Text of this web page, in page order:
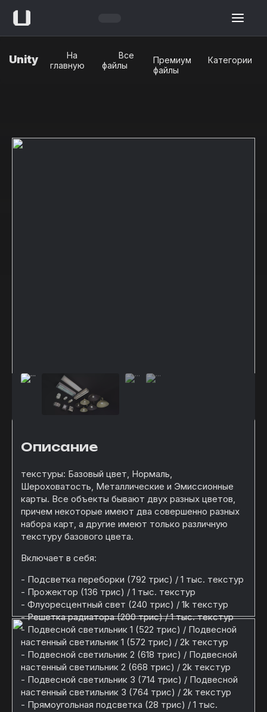
Unity
На
главную
Все
файлы
Премиум
файлы
Категории
Описание
текстуры: Базовый цвет, Нормаль,
Шероховатость, Металлические и Эмиссионные
карты. Все объекты бывают двух разных цветов,
причем некоторые имеют два совершенно разных
набора карт, а другие имеют только различную
текстуру базового цвета.
Включает в себя:
- Подсветка переборки (792 трис) / 1 тыс. текстур
- Прожектор (136 трис) / 1 тыс. текстур
- Флуоресцентный свет (240 трис) / 1k текстур
- Решетка радиатора (200 трис) / 1 тыс. текстур
- Подвесной светильник 1 (522 трис) / Подвесной
настенный светильник 1 (572 трис) / 2k текстур
- Подвесной светильник 2 (618 трис) / Подвесной
настенный светильник 2 (668 трис) / 2k текстур
- Подвесной светильник 3 (714 трис) / Подвесной
настенный светильник 3 (764 трис) / 2k текстур
- Прямоугольная подсветка (28 трис) / 1 тыс.